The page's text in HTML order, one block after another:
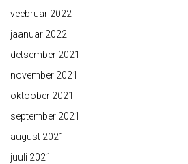
veebruar 2022
jaanuar 2022
detsember 2021
november 2021
oktoober 2021
september 2021
august 2021
juuli 2021